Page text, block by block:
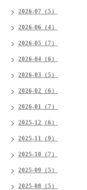
2026-07（5）
2026-06（4）
2026-05（7）
2026-04（6）
2026-03（5）
2026-02（6）
2026-01（7）
2025-12（6）
2025-11（9）
2025-10（7）
2025-09（5）
2025-08（5）